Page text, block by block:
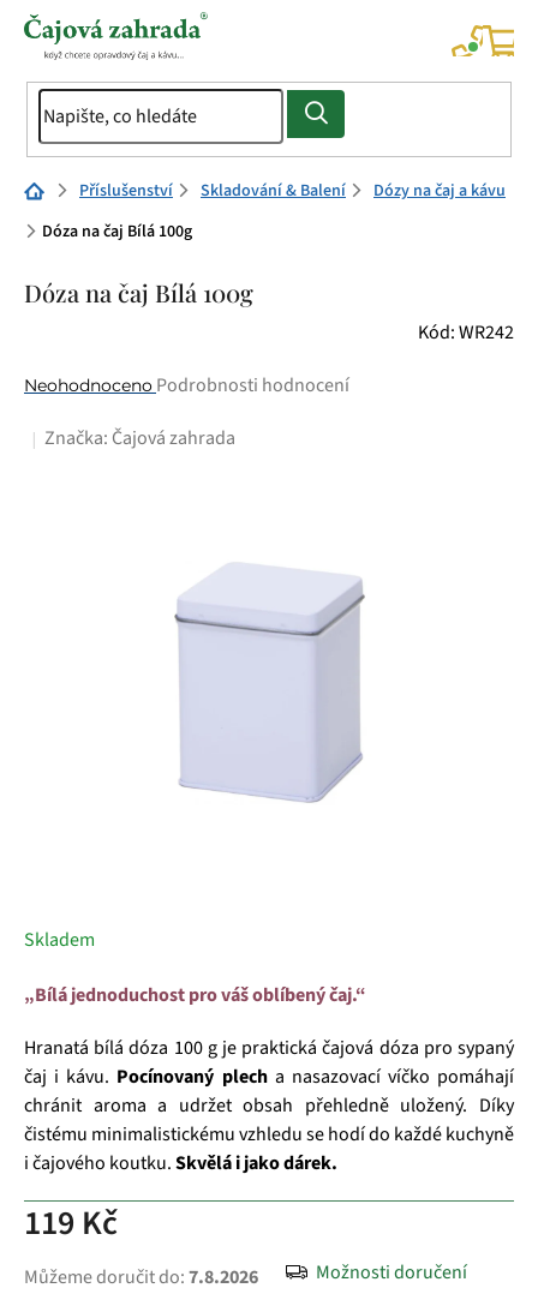
Přejít
Domů Příslušenství Skladování & Balení
Dózy na čaj a kávu
Dóza na čaj Bílá 100g
Dóza na čaj Bílá 100g
Kód:WR242
Průměrné
produktu
Neohodnoceno Podrobnosti hodnocení
Značka: Čajová zahrada
119 Kč
Skladem
Můžeme doručit do:7.8.2026 Možnosti doručení
„Bílá jednoduchost pro váš oblíbený čaj.“
Hranatá bílá dóza 100 g je praktická čajová dóza pro sypaný
čaj i kávu. Pocínovaný plecha nasazovací víčko pomáhají
chránit aroma a udržet obsah přehledně uložený. Díky
čistému minimalistickému vzhledu se hodí do každé kuchyně
i čajového koutku.Skvělá i jako dárek.